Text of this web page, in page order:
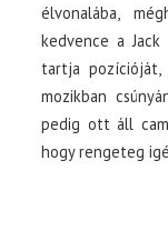
élvonalába,
kedvence a
tartja pozícióját,
mozikban
pedig ott áll
hogy rengeteg